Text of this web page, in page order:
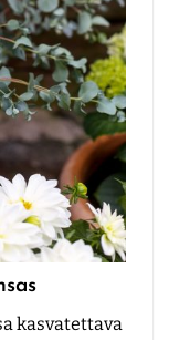
kasvatettava